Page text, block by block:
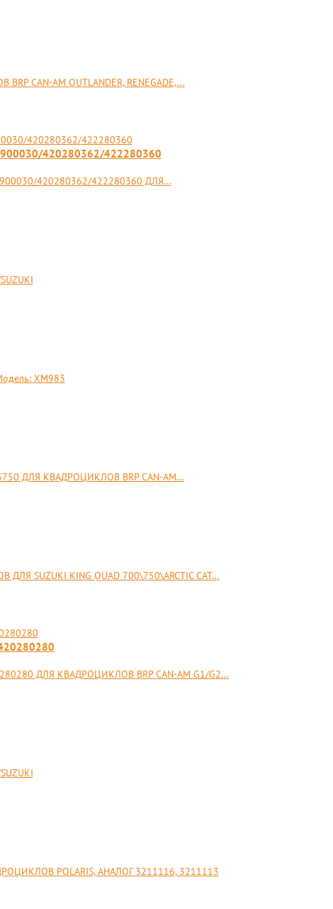
CAN-AM OUTLANDER, RENEGADE,...
420280362/422280360
420280362/422280360 ДЛЯ...
XM983
ДЛЯ КВАДРОЦИКЛОВ BRP CAN-AM...
SUZUKI KING QUAD 700\750\ARCTIC CAT...
ДЛЯ КВАДРОЦИКЛОВ BRP CAN-AM G1/G2...
POLARIS, АНАЛОГ 3211116, 3211113